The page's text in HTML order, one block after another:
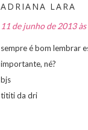
ADRIANA LARA
11 de junho de 2013
sempre é bom lembrar
importante, né?
bjs
tititi da dri